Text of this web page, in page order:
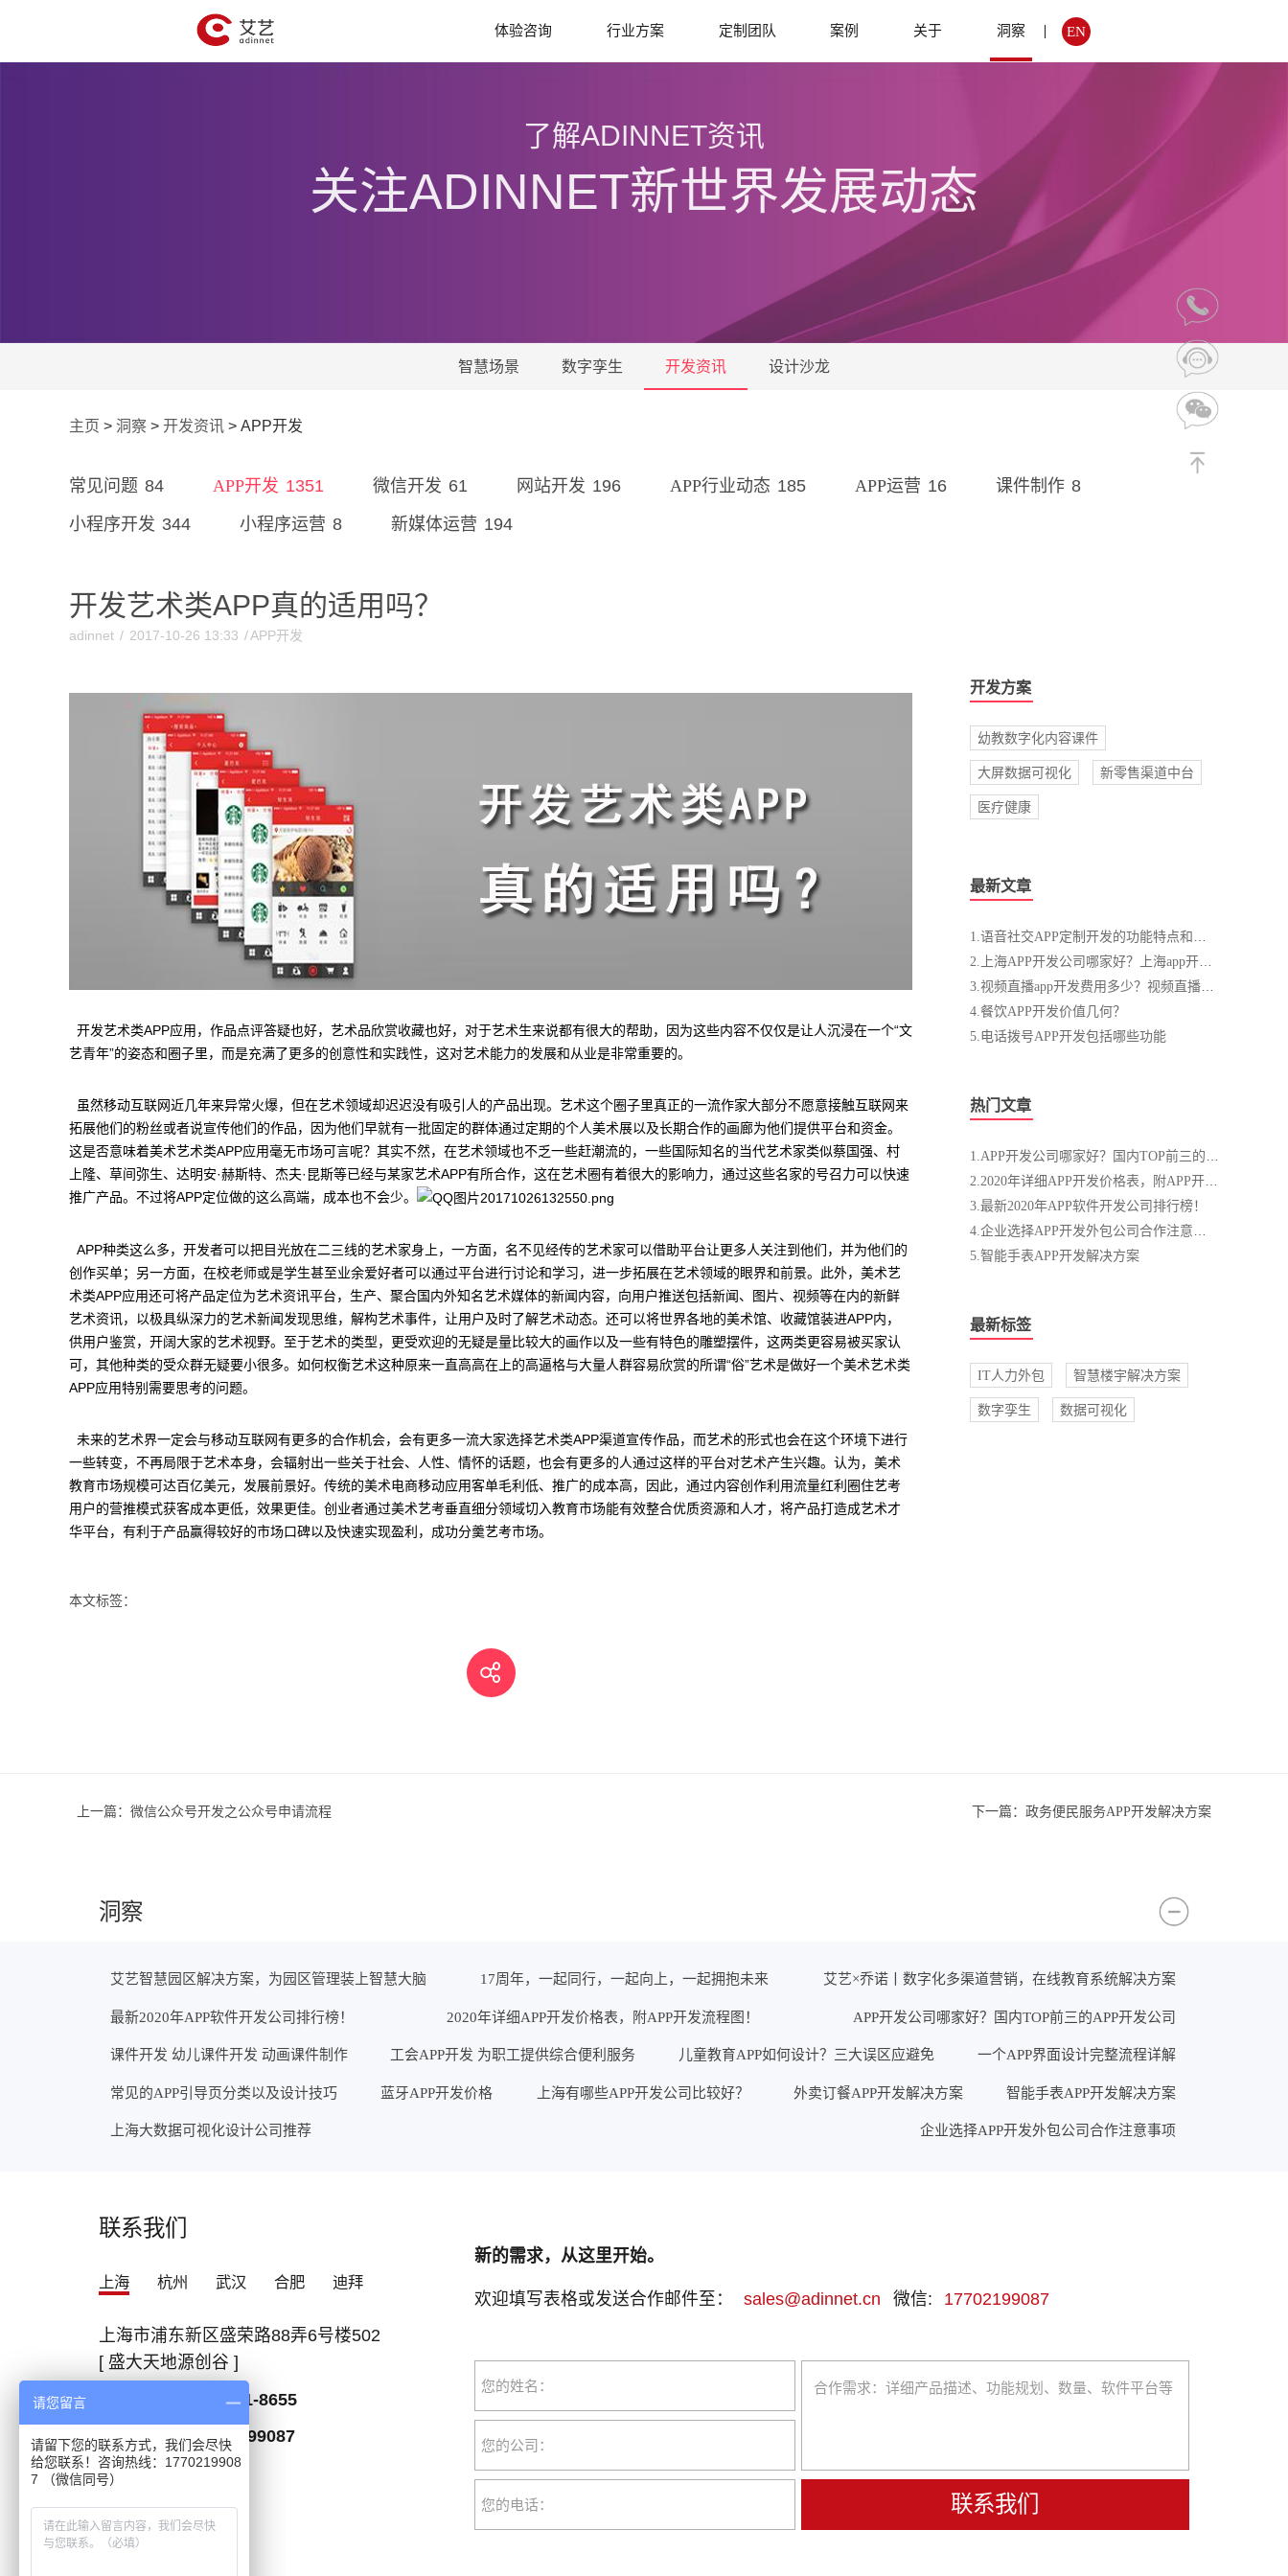
体验咨询 行业方案 定制团队 案例 关于 洞察 EN
了解ADINNET资讯
关注ADINNET新世界发展动态
智慧场景 数字孪生 开发资讯 设计沙龙
主页 > 洞察 > 开发资讯 > APP开发
常见问题 84 APP开发 1351 微信开发 61 网站开发 196 APP行业动态 185 APP运营 16 课件制作 8
小程序开发 344 小程序运营 8 新媒体运营 194
开发方案
幼教数字化内容课件
大屏数据可视化 新零售渠道中台
医疗健康
最新文章
4.餐饮APP开发价值几何？
5.电话拨号APP开发包括哪些功能
热门文章
3.最新2020年APP软件开发公司排行榜！
5.智能手表APP开发解决方案
最新标签
IT人力外包 智慧楼宇解决方案
数字孪生 数据可视化
开发艺术类APP真的适用吗？
adinnet / 2017-10-26 13:33 /APP开发
开发艺术类APP应用，作品点评答疑也好，艺术品欣赏收藏也好，对于艺术生来说都有很大的帮助，因为这些内容不仅仅是让人沉浸在一个“文
艺青年”的姿态和圈子里，而是充满了更多的创意性和实践性，这对艺术能力的发展和从业是非常重要的。
虽然移动互联网近几年来异常火爆，但在艺术领域却迟迟没有吸引人的产品出现。艺术这个圈子里真正的一流作家大部分不愿意接触互联网来
拓展他们的粉丝或者说宣传他们的作品，因为他们早就有一批固定的群体通过定期的个人美术展以及长期合作的画廊为他们提供平台和资金。
这是否意味着美术艺术类APP应用毫无市场可言呢？其实不然，在艺术领域也不乏一些赶潮流的，一些国际知名的当代艺术家类似蔡国强、村
上隆、草间弥生、达明安·赫斯特、杰夫·昆斯等已经与某家艺术APP有所合作，这在艺术圈有着很大的影响力，通过这些名家的号召力可以快速
推广产品。不过将APP定位做的这么高端，成本也不会少。
APP种类这么多，开发者可以把目光放在二三线的艺术家身上，一方面，名不见经传的艺术家可以借助平台让更多人关注到他们，并为他们的
创作买单；另一方面，在校老师或是学生甚至业余爱好者可以通过平台进行讨论和学习，进一步拓展在艺术领域的眼界和前景。此外，美术艺
术类APP应用还可将产品定位为艺术资讯平台，生产、聚合国内外知名艺术媒体的新闻内容，向用户推送包括新闻、图片、视频等在内的新鲜
艺术资讯，以极具纵深力的艺术新闻发现思维，解构艺术事件，让用户及时了解艺术动态。还可以将世界各地的美术馆、收藏馆装进APP内，
供用户鉴赏，开阔大家的艺术视野。至于艺术的类型，更受欢迎的无疑是量比较大的画作以及一些有特色的雕塑摆件，这两类更容易被买家认
可，其他种类的受众群无疑要小很多。如何权衡艺术这种原来一直高高在上的高逼格与大量人群容易欣赏的所谓“俗”艺术是做好一个美术艺术类
APP应用特别需要思考的问题。
未来的艺术界一定会与移动互联网有更多的合作机会，会有更多一流大家选择艺术类APP渠道宣传作品，而艺术的形式也会在这个环境下进行
一些转变，不再局限于艺术本身，会辐射出一些关于社会、人性、情怀的话题，也会有更多的人通过这样的平台对艺术产生兴趣。认为，美术
教育市场规模可达百亿美元，发展前景好。传统的美术电商移动应用客单毛利低、推广的成本高，因此，通过内容创作利用流量红利圈住艺考
用户的营推模式获客成本更低，效果更佳。创业者通过美术艺考垂直细分领域切入教育市场能有效整合优质资源和人才，将产品打造成艺术才
华平台，有利于产品赢得较好的市场口碑以及快速实现盈利，成功分羹艺考市场。
本文标签：
上一篇： 微信公众号开发之公众号申请流程 下一篇： 政务便民服务APP开发解决方案
洞察
艾艺智慧园区解决方案，为园区管理装上智慧大脑 17周年，一起同行，一起向上，一起拥抱未来 艾艺×乔诺丨数字化多渠道营销，在线教育系统解决方案
最新2020年APP软件开发公司排行榜！ 2020年详细APP开发价格表，附APP开发流程图！ APP开发公司哪家好？国内TOP前三的APP开发公司
课件开发 幼儿课件开发 动画课件制作 工会APP开发 为职工提供综合便利服务 儿童教育APP如何设计？三大误区应避免 一个APP界面设计完整流程详解
常见的APP引导页分类以及设计技巧 蓝牙APP开发价格 上海有哪些APP开发公司比较好？ 外卖订餐APP开发解决方案 智能手表APP开发解决方案
上海大数据可视化设计公司推荐 企业选择APP开发外包公司合作注意事项
联系我们
上海 杭州 武汉 合肥 迪拜
上海市浦东新区盛荣路88弄6号楼502
[ 盛大天地源创谷 ]
400-021-8655
微信联系：17702199087
新的需求，从这里开始。
欢迎填写表格或发送合作邮件至： sales@adinnet.cn 微信: 17702199087
您的姓名：
您的公司：
您的电话： 联系我们
请您留言
请留下您的联系方式，我们会尽快
给您联系！咨询热线：1770219908
7 （微信同号）